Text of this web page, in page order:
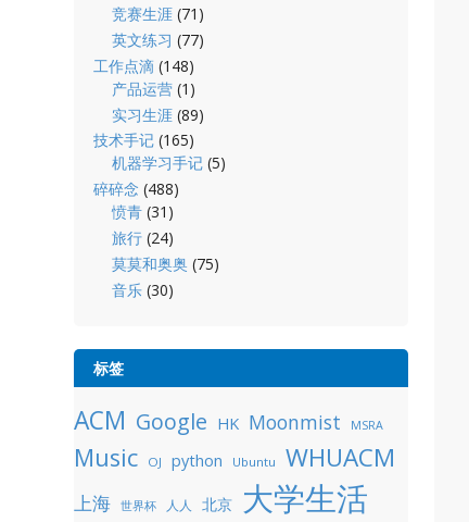
竞赛生涯 (71)
英文练习 (77)
工作点滴(148)
产品运营 (1)
实习生涯 (89)
技术手记(165)
机器学习手记 (5)
碎碎念 (488)
愤青 (31)
旅行 (24)
莫莫和奥奥 (75)
音乐 (30)
标签
ACM Google HK Moonmist MSRA
Music OJ python Ubuntu WHUACM
上海 世界杯 人人 北京 大学生活